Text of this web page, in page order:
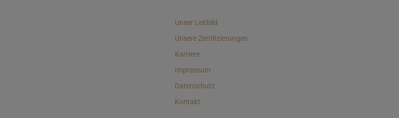
Unser Leitbild
Unsere Zertifizierungen
Karriere
Impressum
Datenschutz
Kontakt